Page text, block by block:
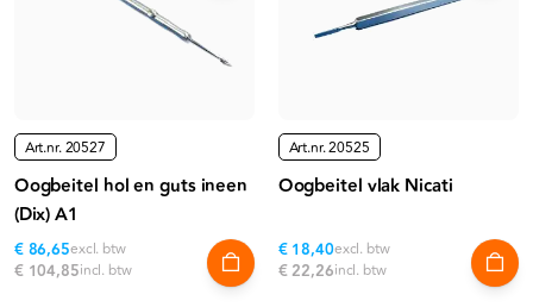
Art.nr.20527
Oogbeitel hol en guts ineen
(Dix) A1
€ 86,65excl. btw
€ 104,85incl. btw
Art.nr.20525
Oogbeitel vlak Nicati
€ 18,40excl. btw
€ 22,26incl. btw